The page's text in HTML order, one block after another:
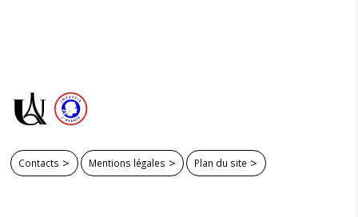
Contacts Mentions légales Plan du site